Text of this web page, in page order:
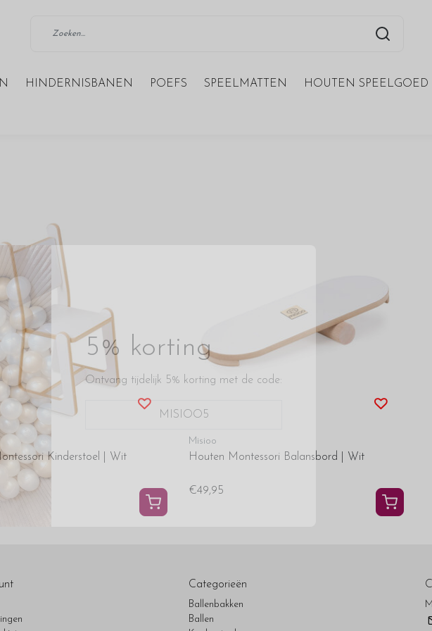
HINDERNISBANEN POEFS SPEELMATTEN HOUTEN SPEELGOED
Kinderstoel | Wit
Misioo
Houten Montessori Balansbord | Wit
€49,95
Categorieën
Ballenbakken
Ballen
5% korting
Ontvang tijdelijk 5% korting met de code:
MISIOO5